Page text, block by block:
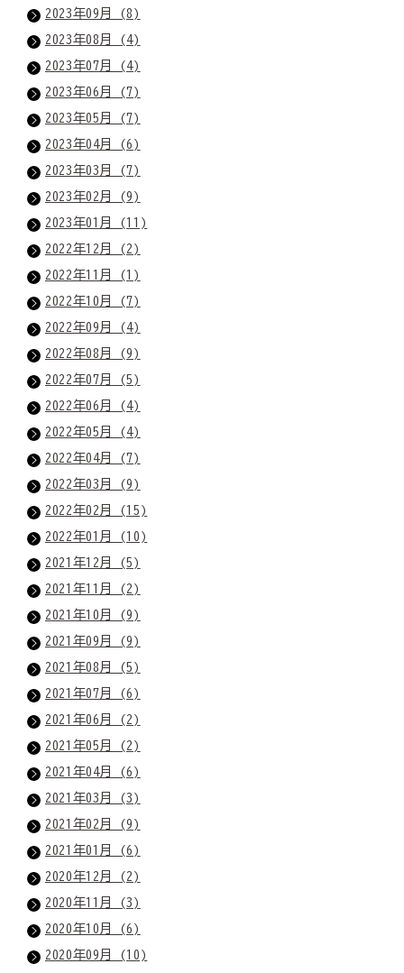
2023年09月 (8)
2023年08月 (4)
2023年07月 (4)
2023年06月 (7)
2023年05月 (7)
2023年04月 (6)
2023年03月 (7)
2023年02月 (9)
2023年01月 (11)
2022年12月 (2)
2022年11月 (1)
2022年10月 (7)
2022年09月 (4)
2022年08月 (9)
2022年07月 (5)
2022年06月 (4)
2022年05月 (4)
2022年04月 (7)
2022年03月 (9)
2022年02月 (15)
2022年01月 (10)
2021年12月 (5)
2021年11月 (2)
2021年10月 (9)
2021年09月 (9)
2021年08月 (5)
2021年07月 (6)
2021年06月 (2)
2021年05月 (2)
2021年04月 (6)
2021年03月 (3)
2021年02月 (9)
2021年01月 (6)
2020年12月 (2)
2020年11月 (3)
2020年10月 (6)
2020年09月 (10)